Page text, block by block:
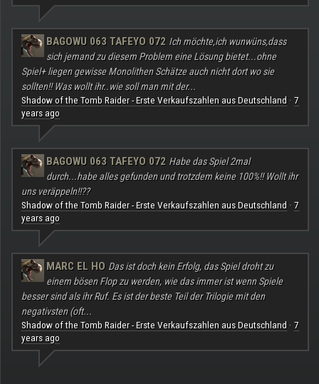
BAGOWU 063 TAFEYO 072 Ich möchte,ich wunwüns,dass
sich jemand zu diesem Problem eine Lösung bietet...ohne
Spiel+ liegen gewisse Monolithen Schätze auch nicht dort wo sie
sollten!! Was wollt ihr..wie soll man mit der...
Shadow of the Tomb Raider - Erste Verkaufszahlen aus Deutschland · 7
years ago
BAGOWU 063 TAFEYO 072 Habe das Spiel 2mal
durch...habe alles gefunden und trotzdem keine 100%!! Wollt ihr
uns veräppeln!!??
Shadow of the Tomb Raider - Erste Verkaufszahlen aus Deutschland · 7
years ago
MARC EL HO Das ist doch kein Erfolg, das Spiel droht zu
einem bösen Flop zu werden, wie das immer ist wenn Spiele
besser sind als ihr Ruf. Es ist der beste Teil der Trilogie mit den
negativsten (oft...
Shadow of the Tomb Raider - Erste Verkaufszahlen aus Deutschland · 7
years ago